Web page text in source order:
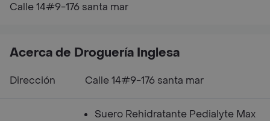
Calle 14#9-176 santa mar
Acerca de Droguería Inglesa
Dirección Calle 14#9-176 santa mar
Suero Rehidratante Pedialyte Max